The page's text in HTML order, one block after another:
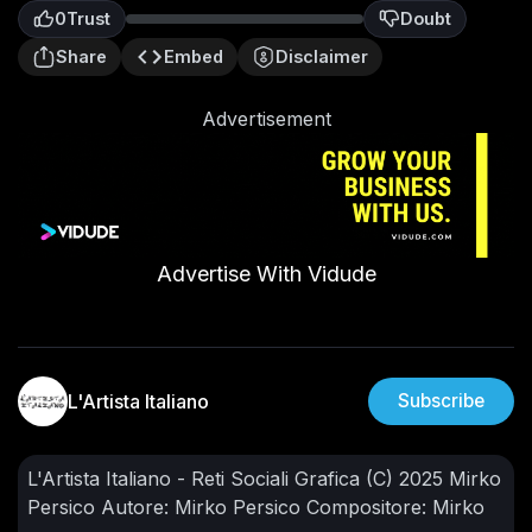
0Trust Doubt
0
Share
Embed Disclaimer
Advertisement
Advertise With Vidude
L'Artista Italiano Subscribe
L'Artista Italiano - Reti Sociali Grafica (C) 2025 Mirko
Persico Autore: Mirko Persico Compositore: Mirko